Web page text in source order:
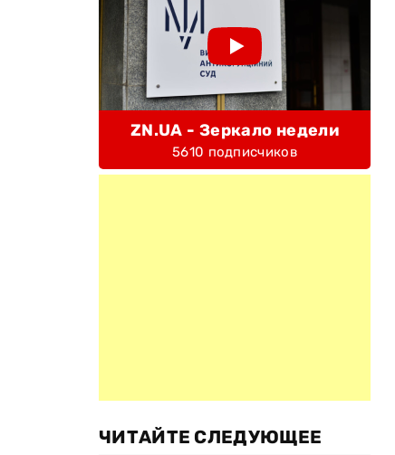
ZN.UA - Зеркало недели
5610 подписчиков
ЧИТАЙТЕ СЛЕДУЮЩЕЕ